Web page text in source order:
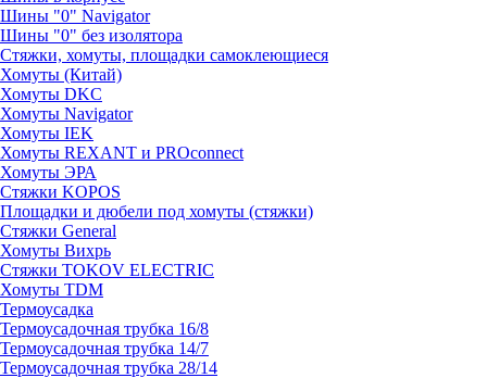
Шины "0" Navigator
Шины "0" без изолятора
Стяжки, хомуты, площадки самоклеющиеся
Хомуты (Китай)
Хомуты DKC
Хомуты Navigator
Хомуты IEK
Хомуты REXANT и PROconnect
Хомуты ЭРА
Стяжки KOPOS
Площадки и дюбели под хомуты (стяжки)
Стяжки General
Хомуты Вихрь
Стяжки TOKOV ELECTRIC
Хомуты TDM
Термоусадка
Термоусадочная трубка 16/8
Термоусадочная трубка 14/7
Термоусадочная трубка 28/14